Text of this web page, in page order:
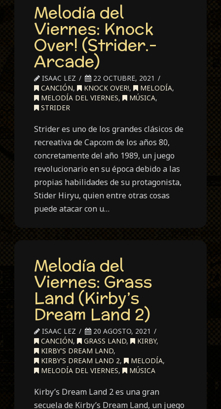
Melodía del
Viernes: Knock
Over! (Strider.-
Arcade)
ISAAC LEZ
22 OCTUBRE, 2021
CANCIÓN, KNOCK OVER!, MELODÍA,
MELODÍA DEL VIERNES, MÚSICA,
STRIDER
Strider es uno de los grandes clásicos de
recreativa de Capcom de los años 80,
concretamente del año 1989, un juego
revolucionario en su época debido a las
propias habilidades de su protagonista,
Stider Hiryu, quien entre otras cosas
puede atacar con u…
Melodía del
Viernes: Grass
Land (Kirby’s
Dream Land 2)
ISAAC LEZ
20 AGOSTO, 2021
CANCIÓN, GRASS LAND, KIRBY,
KIRBY'S DREAM LAND,
KIRBY'S DREAM LAND 2, MELODÍA,
MELODÍA DEL VIERNES, MÚSICA
Kirby’s Dream Land 2 es una gran
secuela de Kirby’s Dream Land, un juego